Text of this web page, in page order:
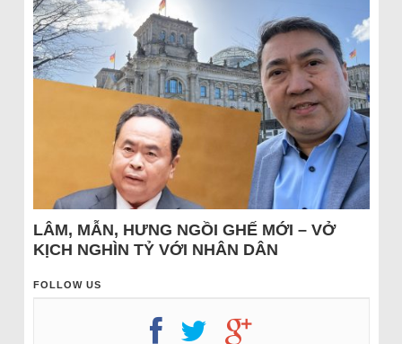
LÂM, MẪN, HƯNG NGỒI GHẾ MỚI – VỞ
KỊCH NGHÌN TỶ VỚI NHÂN DÂN
FOLLOW US